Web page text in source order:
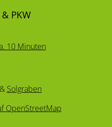
PKW
10 Minuten
& Solgraben
OpenStreetMap